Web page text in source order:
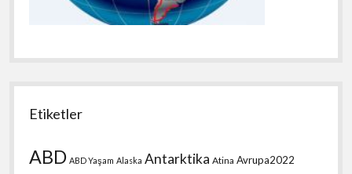
Etiketler
ABD ABD Yaşam Alaska Antarktika Atina Avrupa2022